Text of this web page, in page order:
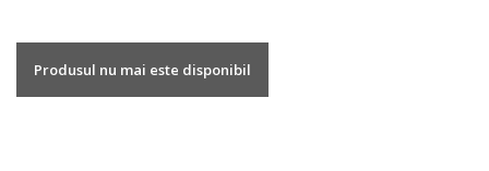
Produsul nu mai este disponibil